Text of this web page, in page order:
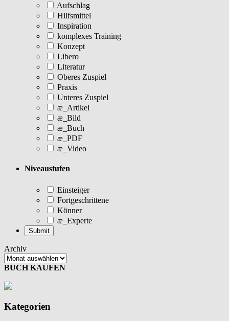
Aufschlag
Hilfsmittel
Inspiration
komplexes Training
Konzept
Libero
Literatur
Oberes Zuspiel
Praxis
Unteres Zuspiel
æ_Artikel
æ_Bild
æ_Buch
æ_PDF
æ_Video
Niveaustufen
Einsteiger
Fortgeschrittene
Könner
æ_Experte
Archiv
BUCH KAUFEN
Kategorien